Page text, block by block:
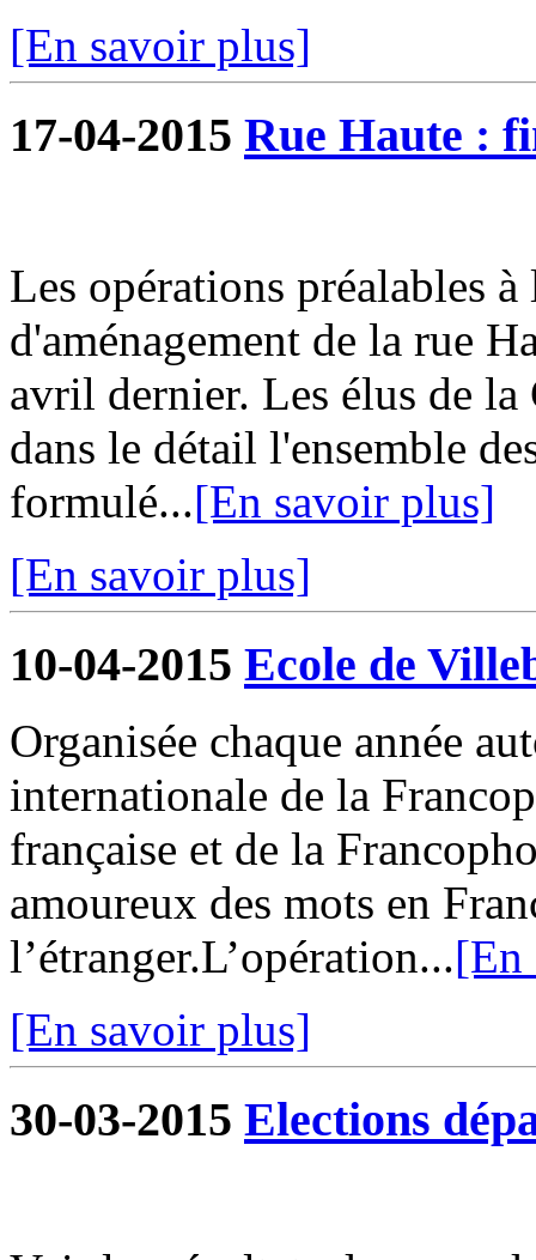
[En savoir plus]
17-04-2015 Rue Haute :
Les opérations préalables
d'aménagement de la rue
avril dernier. Les élus de la
dans le détail l'ensemble
formulé...[En savoir plus]
[En savoir plus]
10-04-2015 Ecole de
Organisée chaque année
internationale de la
française et de la
amoureux des mots en
l’étranger.L’opération...[En
[En savoir plus]
30-03-2015 Elections